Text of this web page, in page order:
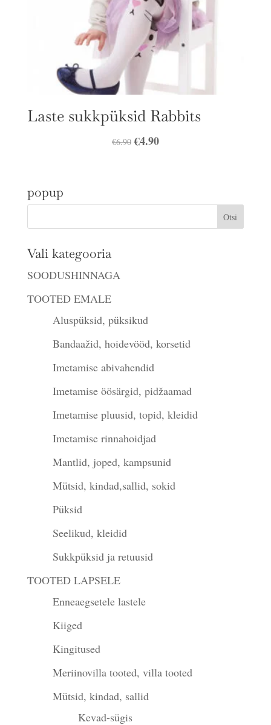
Laste sukkpüksid Rabbits
€6.90 Algne
€4.90Praegune
popup
Vali kategooria
SOODUSHINNAGA
TOOTED EMALE
Aluspüksid, püksikud
Bandaažid, hoidevööd, korsetid
Imetamise abivahendid
Imetamise öösärgid, pidžaamad
Imetamise pluusid, topid, kleidid
Imetamise rinnahoidjad
Mantlid, joped, kampsunid
Mütsid, kindad,sallid, sokid
Püksid
Seelikud, kleidid
Sukkpüksid ja retuusid
TOOTED LAPSELE
Enneaegsetele lastele
Kiiged
Kingitused
Meriinovilla tooted, villa tooted
Mütsid, kindad, sallid
Kevad-sügis